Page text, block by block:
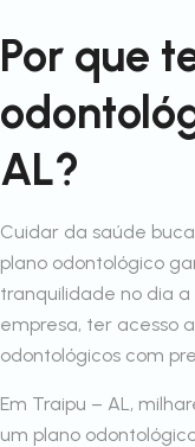
Por que
AL?
Cuidar da saúde
plano odontológico
tranquilidade no dia
empresa, ter acesso
odontológicos com
Em Traipu – AL,
um plano